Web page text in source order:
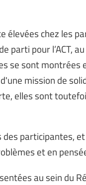
élevées chez les
parti pour l’ACT,
se sont montrées
mission de
elles sont
participantes,
et en
au sein du